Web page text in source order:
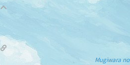
Mugiwara